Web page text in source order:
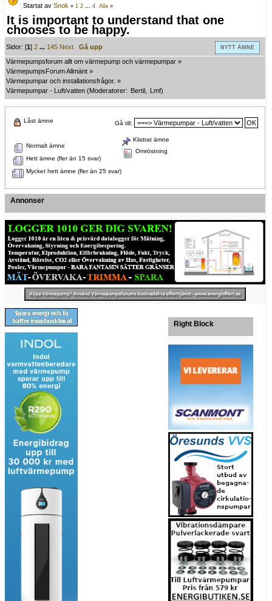
Startat av Snok « 1 2 4 Alla »
It is important to understand that one
chooses to be happy.
NYTT ÄMNE
Sidor: [1]2 ...145 Next
Gå upp
Värmepumpsforum allt om värmepump och värmepumpar »
VärmepumpsForum Allmänt »
Värmepumpar och installationsfrågor. »
Värmepumpar - Luft/vatten (Moderatorer: Bertil Lmf)
Gå till:
Normalt ämne
Hett ämne (fler än 15 svar)
Mycket hett ämne (fler än 25 svar)
Låst ämne
Klistrat ämne
Omröstning
Annonser
Right Block